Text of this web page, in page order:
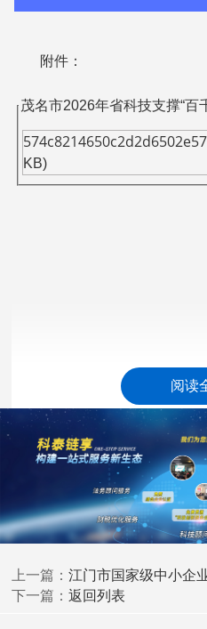
附件：
茂名市2026年省科技支撑“百
KB)
科泰集团(https://
高新技术企业认定、名优
中心认定、省市企业技术中
定、省市重点实验室认定、新
小企业、专精特新“小巨人”、
研发费用加计扣除、两化
业评价入库、创新创业大赛、
果评价、科技成果转化等服务
阅读
上一篇：江门市国家级中小企业数字化转型
下一篇：返回列表